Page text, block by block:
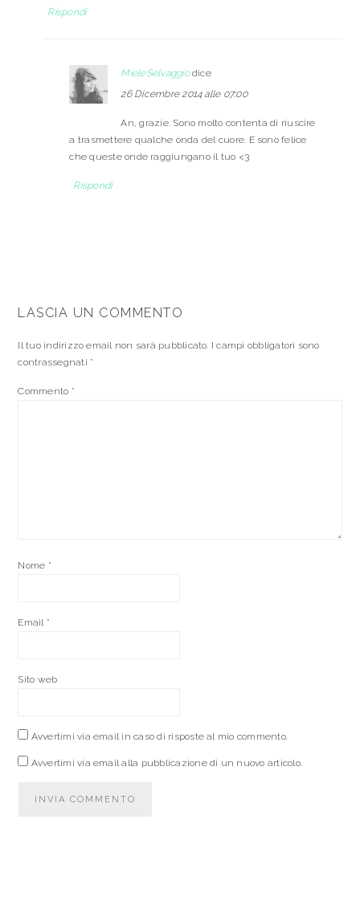
Rispondi
MieleSelvaggio dice
26 Dicembre 2014 alle 07:00
An, grazie. Sono molto contenta di riuscire
a trasmettere qualche onda del cuore. E sono felice
che queste onde raggiungano il tuo <3
Rispondi
LASCIA UN COMMENTO
Il tuo indirizzo email non sarà pubblicato. I campi obbligatori sono
contrassegnati *
Commento *
Nome *
Email *
Sito web
Avvertimi via email in caso di risposte al mio commento.
Avvertimi via email alla pubblicazione di un nuovo articolo.